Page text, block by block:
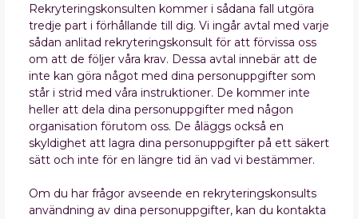
Rekryteringskonsulten kommer i sådana fall utgöra
tredje part i förhållande till dig. Vi ingår avtal med varje
sådan anlitad rekryteringskonsult för att förvissa oss
om att de följer våra krav. Dessa avtal innebär att de
inte kan göra något med dina personuppgifter som
står i strid med våra instruktioner. De kommer inte
heller att dela dina personuppgifter med någon
organisation förutom oss. De åläggs också en
skyldighet att lagra dina personuppgifter på ett säkert
sätt och inte för en längre tid än vad vi bestämmer.
Om du har frågor avseende en rekryteringskonsults
användning av dina personuppgifter, kan du kontakta